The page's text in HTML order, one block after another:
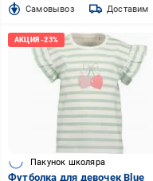
Cамовывоз Доставим
Пакунок школяра
Футболка для девочек Blue